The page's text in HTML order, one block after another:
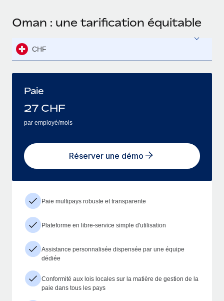
Oman : une tarification équitable
CHF
Paie
27 CHF
par employé/mois
Réserver une démo
Paie multipays robuste et transparente
Plateforme en libre-service simple d'utilisation
Assistance personnalisée dispensée par une équipe
dédiée
Conformité aux lois locales sur la matière de gestion de la
paie dans tous les pays